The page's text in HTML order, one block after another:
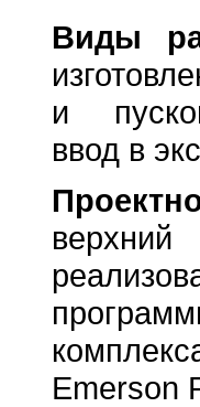
Виды
и
ввод в
Emerson